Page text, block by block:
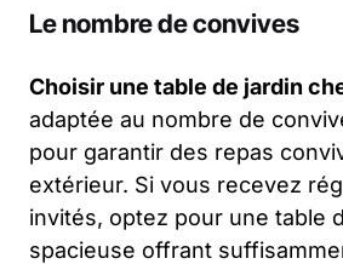
Le nombre de convives
Choisir une table de jardin
adaptée au nombre de
pour garantir des repas
extérieur. Si vous recevez
invités, optez pour une table
spacieuse offrant